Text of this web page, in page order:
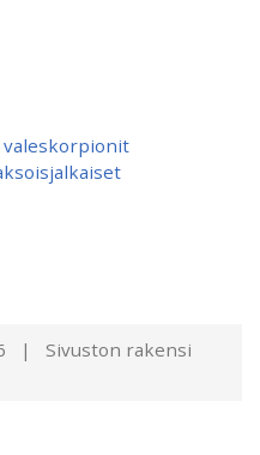
| Sivuston rakensi